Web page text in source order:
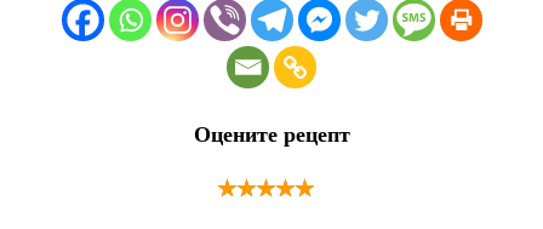
Оцените рецепт